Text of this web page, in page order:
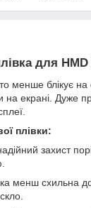
для
менше блікує
на екрані. Дуже
плівки:
захист
менш схильна